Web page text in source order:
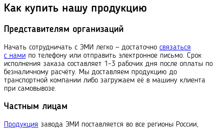
Как купить нашу продукцию
Представителям организаций
Начать сотрудничать с ЭМИ легко — достаточно связаться
с нами по телефону или отправить электронное письмо. Срок
исполнения заказа составляет 1–3 рабочих дня после оплаты по
безналичному расчёту. Мы доставляем продукцию до
транспортной компании либо загружаем её в машину клиента
при самовывозе.
Частным лицам
Продукция завода ЭМИ поставляется во все регионы России,